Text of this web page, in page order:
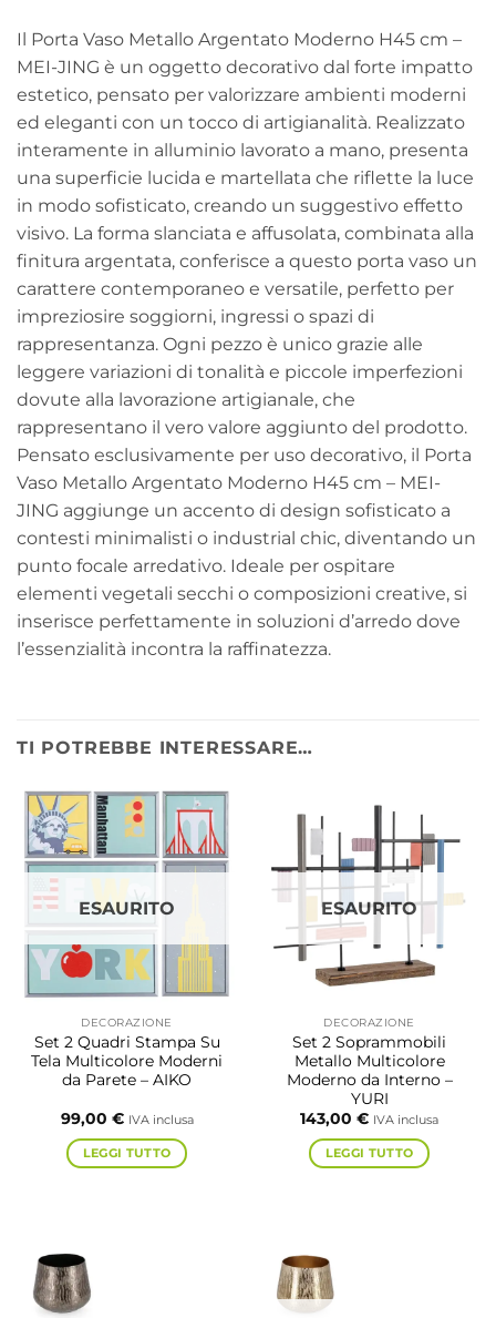
Il Porta Vaso Metallo Argentato Moderno H45 cm –
MEI-JING è un oggetto decorativo dal forte impatto
estetico, pensato per valorizzare ambienti moderni
ed eleganti con un tocco di artigianalità. Realizzato
interamente in alluminio lavorato a mano, presenta
una superficie lucida e martellata che riflette la luce
in modo sofisticato, creando un suggestivo effetto
visivo. La forma slanciata e affusolata, combinata alla
finitura argentata, conferisce a questo porta vaso un
carattere contemporaneo e versatile, perfetto per
impreziosire soggiorni, ingressi o spazi di
rappresentanza. Ogni pezzo è unico grazie alle
leggere variazioni di tonalità e piccole imperfezioni
dovute alla lavorazione artigianale, che
rappresentano il vero valore aggiunto del prodotto.
Pensato esclusivamente per uso decorativo, il Porta
Vaso Metallo Argentato Moderno H45 cm – MEI-
JING aggiunge un accento di design sofisticato a
contesti minimalisti o industrial chic, diventando un
punto focale arredativo. Ideale per ospitare
elementi vegetali secchi o composizioni creative, si
inserisce perfettamente in soluzioni d’arredo dove
l’essenzialità incontra la raffinatezza.
TI POTREBBE INTERESSARE…
ESAURITO
DECORAZIONE
Set 2 Quadri Stampa Su
Tela Multicolore Moderni
da Parete – AIKO
99,00 € IVA inclusa
LEGGI TUTTO
ESAURITO
DECORAZIONE
Set 2 Soprammobili
Metallo Multicolore
Moderno da Interno –
YURI
143,00 € IVA inclusa
LEGGI TUTTO